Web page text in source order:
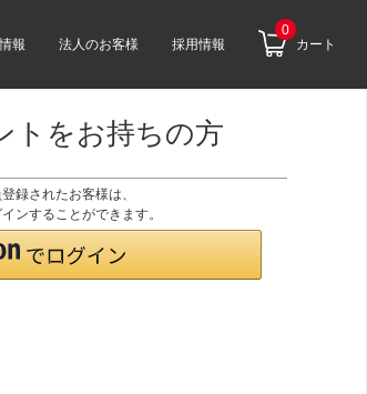
報 法人のお客様 採用情報
0
カート
トをお持ちの方
録されたお客様は、
ンすることができます。